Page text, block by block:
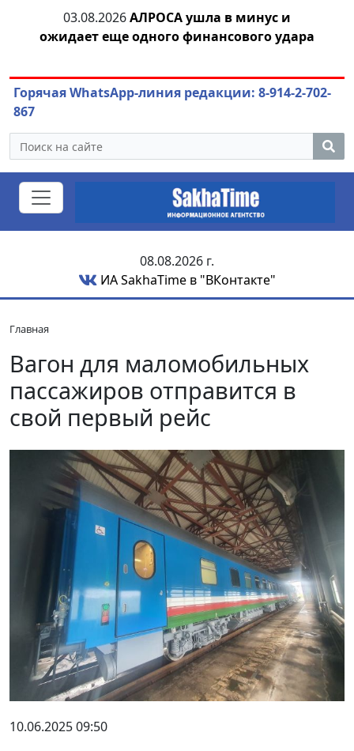
04.08.2026Маринычев у Путина: смотрины
или антикризисный разбор?
Горячая WhatsApp-линия редакции: 8-914-2-702-
867
08.08.2026 г.
ИА SakhaTime в "ВКонтакте"
Главная
Вагон для маломобильных
пассажиров отправится в
свой первый рейс
10.06.2025 09:50